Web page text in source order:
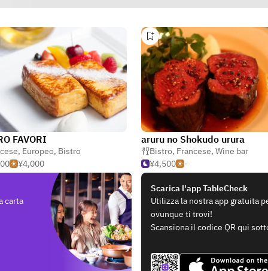
FAVORI
, Europeo, Bistro
¥4,000
aruru no Shokudo urura
Bistro, Francese, Wine bar
¥4,500
-
carta
Scarica l'app TableCheck
Utilizza la nostra app gratuita
ovunque ti trovi!
Scansiona il codice QR qui